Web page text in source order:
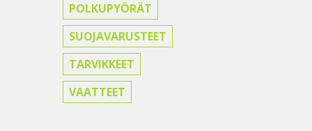
POLKUPYÖRÄT
SUOJAVARUSTEET
TARVIKKEET
VAATTEET